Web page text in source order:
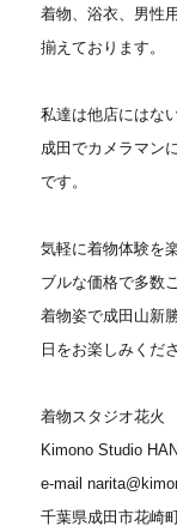
着物、浴衣、男性
揃えております。
私達は他店にはな
成田でカメラマン
です。
気軽に着物体験を
ブルな価格で多数
着物姿で成田山新
日をお楽しみくだ
着物スタジオ花火
Kimono Studio
e-mail
千葉県成田市花崎